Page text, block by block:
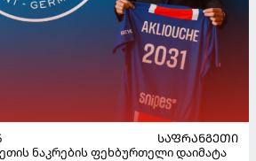
ᲡᲐᲤᲠᲐᲜᲒᲔᲗᲘ
ნაკრების ფეხბურთელი დაიმატა